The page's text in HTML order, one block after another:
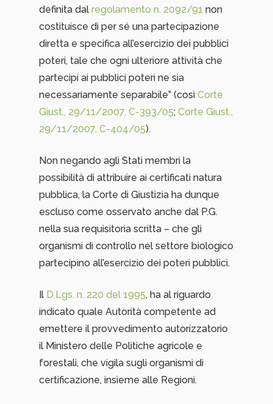
definita dal regolamento n. 2092/91 non
costituisce di per sé una partecipazione
diretta e specifica all’esercizio dei pubblici
poteri, tale che ogni ulteriore attività che
partecipi ai pubblici poteri ne sia
necessariamente separabile” (così Corte
Giust., 29/11/2007, C-393/05; Corte Giust.,
29/11/2007, C-404/05).
Non negando agli Stati membri la
possibilità di attribuire ai certificati natura
pubblica, la Corte di Giustizia ha dunque
escluso come osservato anche dal P.G.
nella sua requisitoria scritta – che gli
organismi di controllo nel settore biologico
partecipino all’esercizio dei poteri pubblici.
Il D.Lgs. n. 220 del 1995, ha al riguardo
indicato quale Autorità competente ad
emettere il provvedimento autorizzatorio
il Ministero delle Politiche agricole e
forestali, che vigila sugli organismi di
certificazione, insieme alle Regioni.